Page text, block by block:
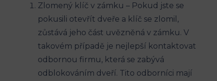
Zlomený klíč ​v zámku –⁤ Pokud⁢ jste se
pokusili otevřít dveře a klíč se zlomil,
zůstává‌ jeho část uvězněná v zámku. V
takovém případě je ⁣nejlepší kontaktovat
odbornou ⁣firmu, která ⁣se​ zabývá
odblokováním dveří.⁣ Tito odborníci mají